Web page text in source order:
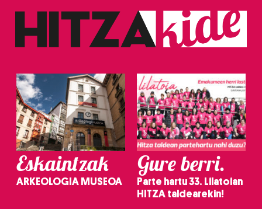
erabiltzeko baimen esplizitua ematen diguzu.Gehiago
irakurri
Eskaintzak
ARKEOLOGIA MUSEOA
Gure berri.
Parte hartu 33. Lilatoian
HITZA taldearekin!